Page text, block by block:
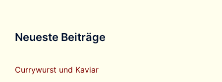
Neueste Beiträge
Currywurst und Kaviar